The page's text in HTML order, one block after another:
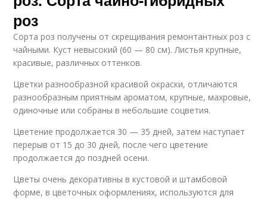
роз
Сорта роз получены от скрещивания ремонтантных роз с
чайными. Куст невысокий (60 — 80 см). Листья крупные,
красивые, различных оттенков.
Цветки разнообразной красивой окраски, отличаются
разнообразным приятным ароматом, крупные, махровые,
одиночные или собраны в небольшие соцветия.
Цветение продолжается 30 — 35 дней, затем наступает
перерыв от 15 до 30 дней, после чего цветение
продолжается до поздней осени.
Цветы очень декоративны в кустовой и штамбовой
форме, в цветочных оформлениях, используются для